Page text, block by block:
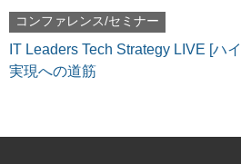
コンファレンス/セミナー
IT Leaders Tech Strategy LIVE [ハ
実現への道筋